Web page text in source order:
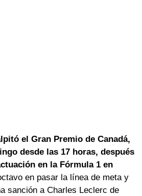
el Gran Premio de Canadá,
desde las 17 horas, después
en la Fórmula 1 en
en pasar la línea de meta y
sanción a Charles Leclerc de